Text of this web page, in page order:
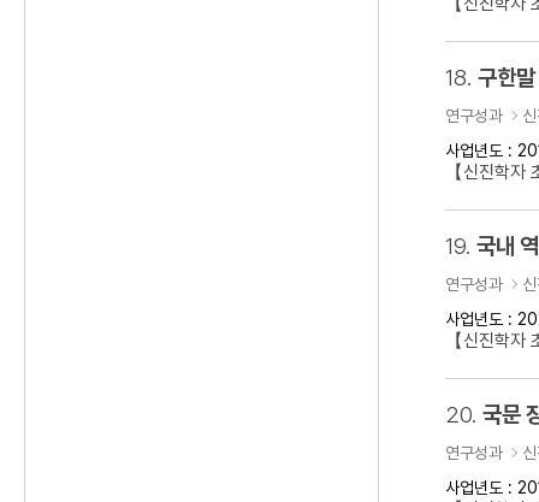
18. 구한
연구성과
사업년도 :
【신진학
19. 국내
연구성과
사업년도 :
【신진학
20. 국문
연구성과
사업년도 :